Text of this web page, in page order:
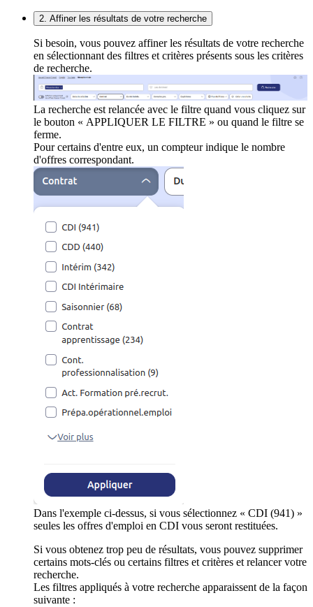
2. Affiner les résultats de votre recherche
Si besoin, vous pouvez affiner les résultats de votre recherche
en sélectionnant des filtres et critères présents sous les critères
de recherche.
La recherche est relancée avec le filtre quand vous cliquez sur
le bouton « APPLIQUER LE FILTRE » ou quand le filtre se
ferme.
Pour certains d'entre eux, un compteur indique le nombre
d'offres correspondant.
Dans l'exemple ci-dessus, si vous sélectionnez « CDI (941) »
seules les offres d'emploi en CDI vous seront restituées.
Si vous obtenez trop peu de résultats, vous pouvez supprimer
certains mots-clés ou certains filtres et critères et relancer votre
recherche.
Les filtres appliqués à votre recherche apparaissent de la façon
suivante :